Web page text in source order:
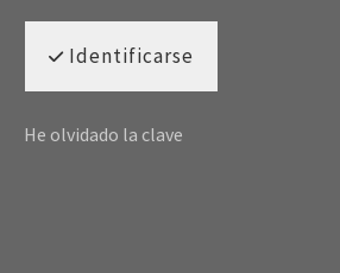
Identificarse
He olvidado la clave